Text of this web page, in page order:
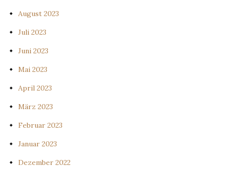
August 2023
Juli 2023
Juni 2023
Mai 2023
April 2023
März 2023
Februar 2023
Januar 2023
Dezember 2022